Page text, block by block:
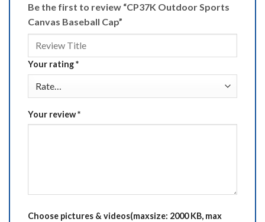
Be the first to review “CP37K Outdoor Sports
Canvas Baseball Cap”
Your rating*
Your review*
Choose pictures & videos(maxsize: 2000 KB, max